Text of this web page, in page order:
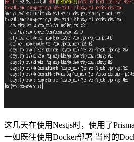
这几天在使用Nestjs时，使用了
一如既往使用Docker部署 当时的